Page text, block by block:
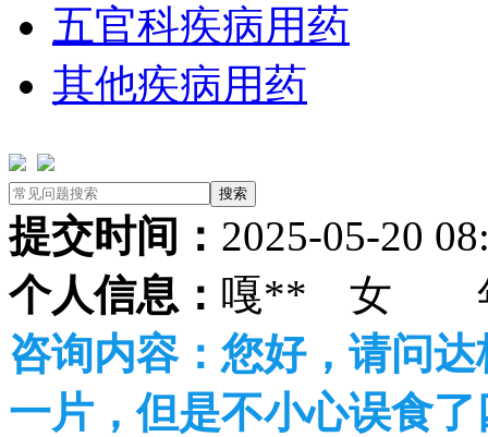
五官科疾病用药
其他疾病用药
提交时间： 2025-05-20
个人信息： 嘎** 女 年
咨询内容： 您好，请问
一片，但是不小心误食